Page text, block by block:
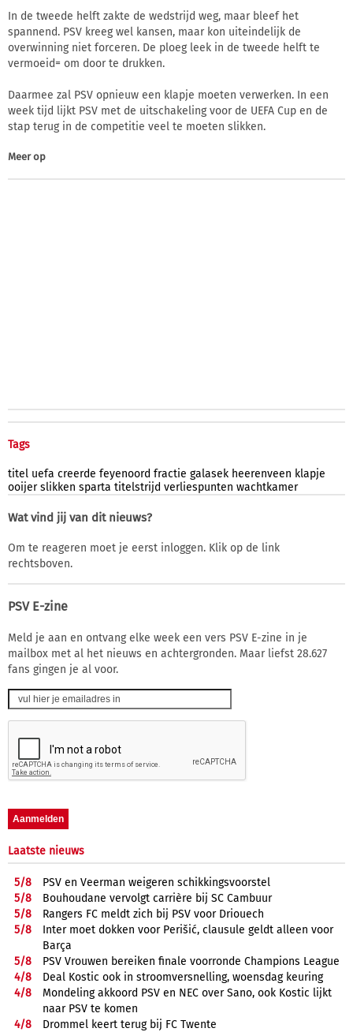
In de tweede helft zakte de wedstrijd weg, maar bleef het
spannend. PSV kreeg wel kansen, maar kon uiteindelijk de
overwinning niet forceren. De ploeg leek in de tweede helft te
vermoeid= om door te drukken.
Daarmee zal PSV opnieuw een klapje moeten verwerken. In een
week tijd lijkt PSV met de uitschakeling voor de UEFA Cup en de
stap terug in de competitie veel te moeten slikken.
Meer op
Tags
titel uefa creerde feyenoord fractie galasek heerenveen klapje
ooijer slikken sparta titelstrijd verliespunten wachtkamer
Wat vind jij van dit nieuws?
Om te reageren moet je eerst inloggen. Klik op de link
rechtsboven.
PSV E-zine
Meld je aan en ontvang elke week een vers PSV E-zine in je
mailbox met al het nieuws en achtergronden. Maar liefst 28.627
fans gingen je al voor.
Laatste nieuws
5/8
PSV en Veerman weigeren schikkingsvoorstel
5/8
Bouhoudane vervolgt carrière bij SC Cambuur
5/8
Rangers FC meldt zich bij PSV voor Driouech
5/8
Inter moet dokken voor Perišić, clausule geldt alleen voor
Barça
5/8
PSV Vrouwen bereiken finale voorronde Champions League
4/8
Deal Kostic ook in stroomversnelling, woensdag keuring
4/8
Mondeling akkoord PSV en NEC over Sano, ook Kostic lijkt
naar PSV te komen
4/8
Drommel keert terug bij FC Twente